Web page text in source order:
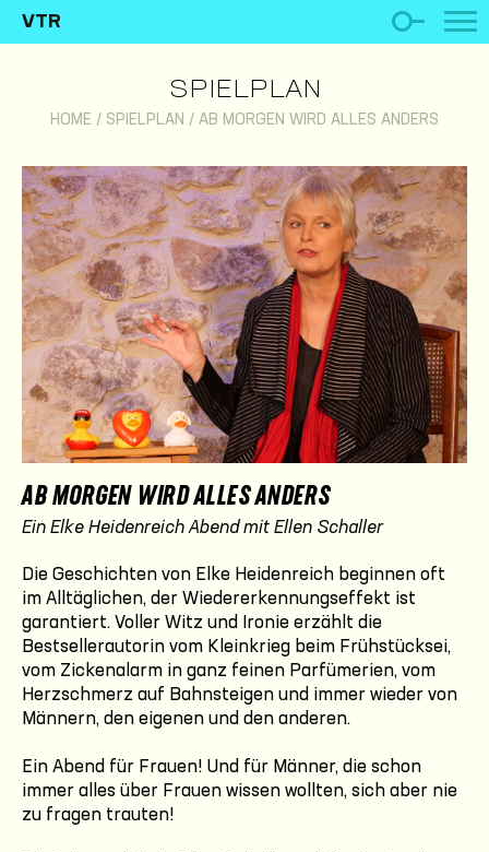
VTR
SPIELPLAN
HOME / SPIELPLAN / AB MORGEN WIRD ALLES ANDERS
AB MORGEN WIRD ALLES ANDERS
Ein Elke Heidenreich Abend mit Ellen Schaller
Die Geschichten von Elke Heidenreich beginnen oft
im Alltäglichen, der Wiedererkennungseffekt ist
garantiert. Voller Witz und Ironie erzählt die
Bestsellerautorin vom Kleinkrieg beim Frühstücksei,
vom Zickenalarm in ganz feinen Parfümerien, vom
Herzschmerz auf Bahnsteigen und immer wieder von
Männern, den eigenen und den anderen.
Ein Abend für Frauen! Und für Männer, die schon
immer alles über Frauen wissen wollten, sich aber nie
zu fragen trauten!